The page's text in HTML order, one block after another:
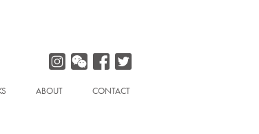
ABOUT CONTACT